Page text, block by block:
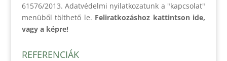
61576/2013. Adatvédelmi nyilatkozatunk a "kapcsolat"
menüből tölthető le. Feliratkozáshoz kattintson ide,
vagy a képre!
REFERENCIÁK